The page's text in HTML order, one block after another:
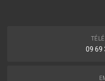
09 69